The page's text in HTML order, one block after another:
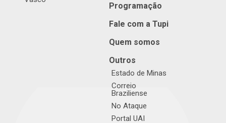
Programação
Fale com a Tupi
Quem somos
Outros
Estado de Minas
Correio
Braziliense
No Ataque
Portal UAI